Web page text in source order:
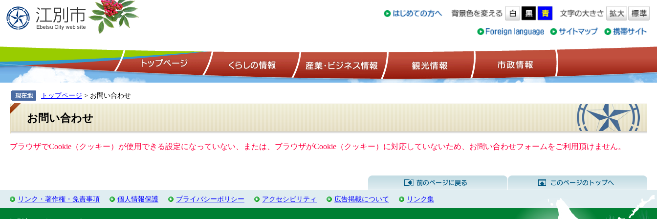
トップページ くらしの情報 産業・ビジネス情報 観光情報
トップページ > お問い合わせ
お問い合わせ
ブラウザでCookie（クッキー）が使用できる設定になっていない、または、ブラウザがCookie（クッキー）に対応していないため、お問い合わせフォームをご利用頂けません。
前のページに戻る
リンク・著作権・免責事項 個人情報保護 プライバシーポリシー アクセシビリティ 広告掲載について リンク集